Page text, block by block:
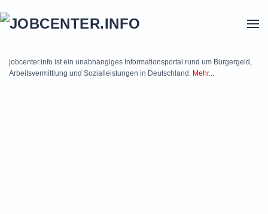
jobcenter.info ist ein unabhängiges Informationsportal rund um Bürgergeld,
Arbeitsvermittlung und Sozialleistungen in Deutschland. Mehr...